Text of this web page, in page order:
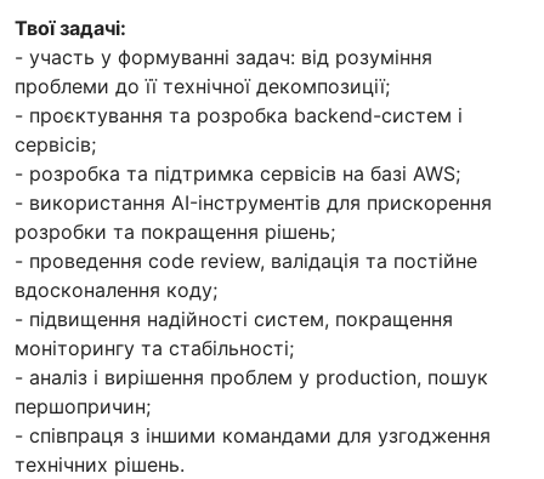
Твої задачі:
- участь у формуванні задач: від розуміння
проблеми до її технічної декомпозиції;
- проєктування та розробка backend-систем і
сервісів;
- розробка та підтримка сервісів на базі AWS;
- використання AI-інструментів для прискорення
розробки та покращення рішень;
- проведення code review, валідація та постійне
вдосконалення коду;
- підвищення надійності систем, покращення
моніторингу та стабільності;
- аналіз і вирішення проблем у production, пошук
першопричин;
- співпраця з іншими командами для узгодження
технічних рішень.